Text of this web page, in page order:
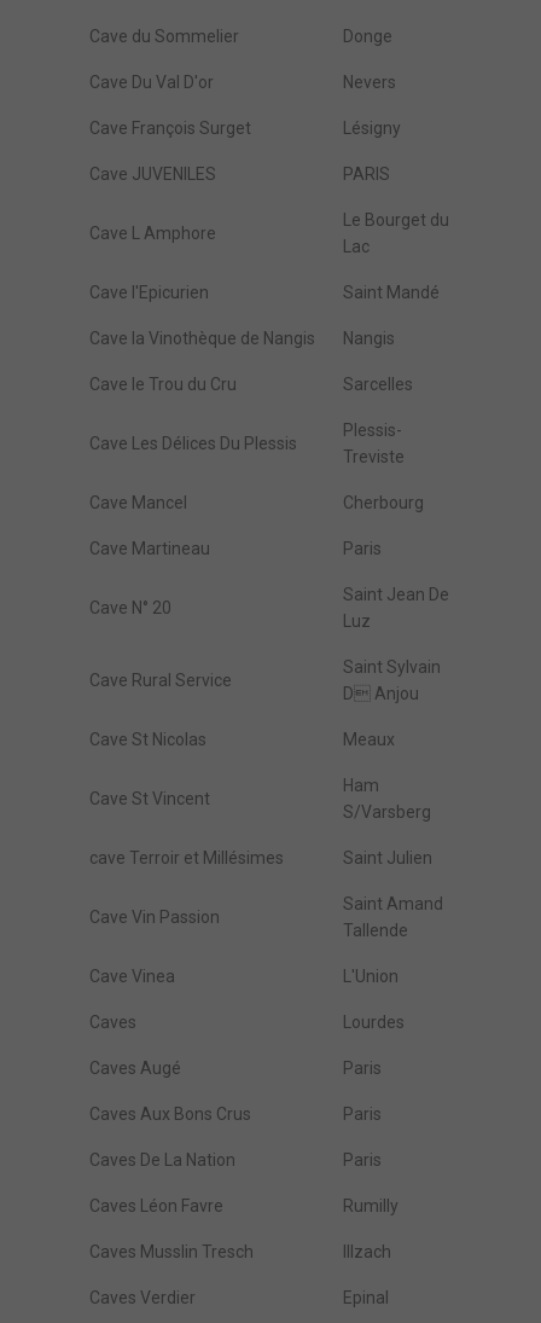
Cave du Sommelier Donge
Cave Du Val D'or Nevers
Cave François Surget Lésigny
Cave JUVENILES PARIS
Cave L Amphore
Le Bourget du
Lac
Cave l'Epicurien Saint Mandé
Cave la Vinothèque de Nangis Nangis
Cave le Trou du Cru Sarcelles
Cave Les Délices Du Plessis
Plessis-
Treviste
Cave Mancel Cherbourg
Cave Martineau Paris
Cave N° 20
Saint Jean De
Luz
Cave Rural Service
Saint Sylvain
D Anjou
Cave St Nicolas Meaux
Cave St Vincent
Ham
S/Varsberg
cave Terroir et Millésimes Saint Julien
Cave Vin Passion
Saint Amand
Tallende
Cave Vinea L'Union
Caves Lourdes
Caves Augé Paris
Caves Aux Bons Crus Paris
Caves De La Nation Paris
Caves Léon Favre Rumilly
Caves Musslin Tresch Illzach
Caves Verdier Epinal